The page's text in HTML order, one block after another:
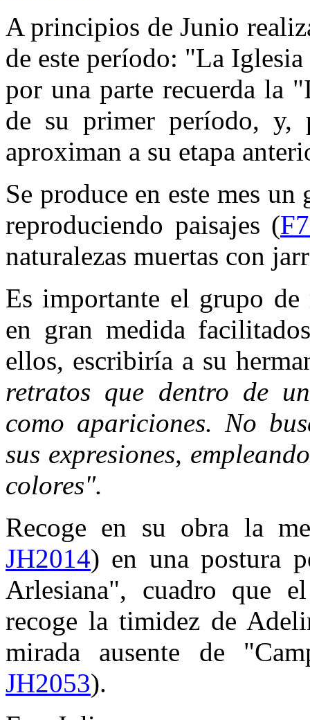
A principios de Junio
de este período: "La
por una parte recuerda la
de su primer período, y,
aproximan a su etapa
Se produce en este mes
reproduciendo paisajes (
naturalezas muertas con
Es importante el grupo de
en gran medida
ellos, escribiría a su
retratos que dentro de
como apariciones. No
sus expresiones,
colores".
Recoge en su obra la
JH2014) en una postura
Arlesiana", cuadro que
recoge la timidez de
mirada ausente de
JH2053).